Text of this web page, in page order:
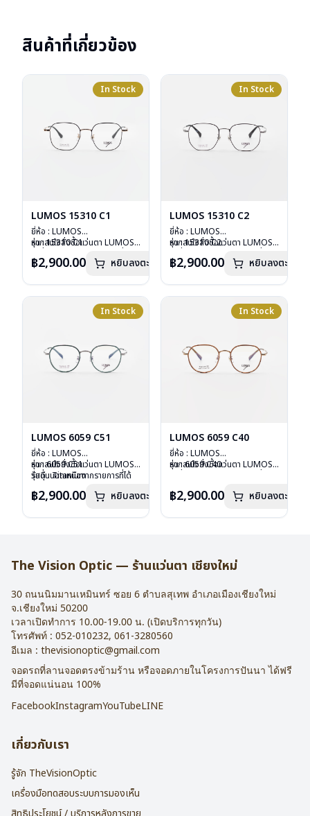
สินค้าที่เกี่ยวข้อง
In Stock
LUMOS 15310 C1
ยี่ห้อ : LUMOS
รุ่น : 15310 C1
เลนส์ : Demo Lens
น้ำหนัก : 16 กรัม
อุปกรณ์ : กล่องแว่น , ผ้าเช็ดแว่น
หากสนใจสั่งชื้อแว่นตา LUMOS
ลงไว้กรุณาติดต่อเราคลิก
฿2,900.00 หยิบลงตะกร้า
In Stock
LUMOS 15310 C2
ยี่ห้อ : LUMOS
รุ่น : 15310 C2
เลนส์ : Demo Lens
น้ำหนัก : 16 กรัม
อุปกรณ์ : กล่องแว่น , ผ้าเช็ดแว่น
หากสนใจสั่งชื้อแว่นตา LUMOS
ลงไว้กรุณาติดต่อเราคลิก
฿2,900.00 หยิบลงตะกร้า
In Stock
LUMOS 6059 C51
ยี่ห้อ : LUMOS
รุ่น : 6059 C51
วัสดุ : Titanium
บานพับ : ไม่มีสปริง
อุปกรณ์ : กล่องแว่น , ผ้าเช็ดแว่น
หากสนใจสั่งชื้อแว่นตา LUMOS
รุ่นอื่นนอกเหนือจากรายการที่ได้
฿2,900.00 หยิบลงตะกร้า
In Stock
LUMOS 6059 C40
ยี่ห้อ : LUMOS
รุ่น : 6059 C40
บานพับ : ไม่มีสปริง
อุปกรณ์ : กล่องแว่น , ผ้าเช็ดแว่น
หากสนใจสั่งชื้อแว่นตา LUMOS
฿2,900.00 หยิบลงตะกร้า
The Vision Optic — ร้านแว่นตา เชียงใหม่
30 ถนนนิมมานเหมินทร์ ซอย 6 ตำบลสุเทพ อำเภอเมืองเชียงใหม่
จ.เชียงใหม่ 50200
เวลาเปิดทำการ 10.00-19.00 น. (เปิดบริการทุกวัน)
โทรศัพท์ : 052-010232, 061-3280560
อีเมล : thevisionoptic@gmail.com
จอดรถที่ลานจอดตรงข้ามร้าน หรือจอดภายในโครงการปันนา ได้ฟรี
มีที่จอดแน่นอน 100%
FacebookInstagramYouTubeLINE
เกี่ยวกับเรา
รู้จัก TheVisionOptic
เครื่องมือทดสอบระบบการมองเห็น